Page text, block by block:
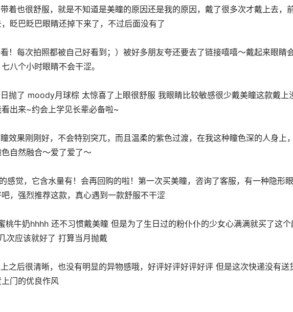
眨巴眨巴眼睛还掉下来了，不过后面没有了
八个小时眼睛不会干涩。
出来~约会上学见长辈必备啦~
自然融合～爱了爱了～
，强烈推荐这款，真心遇到一款舒服不干涩
次应该就好了 打算当月抛戴
门的优良作风